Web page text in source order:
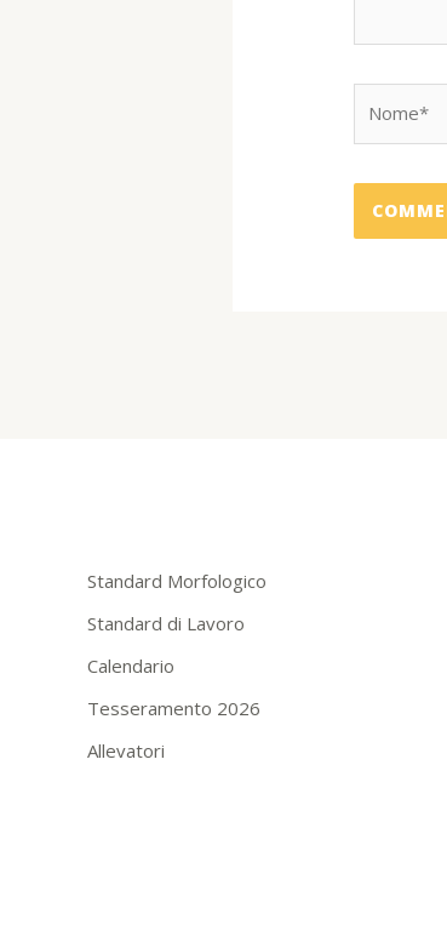
Standard Morfologico
Standard di Lavoro
Calendario
Tesseramento 2026
Allevatori